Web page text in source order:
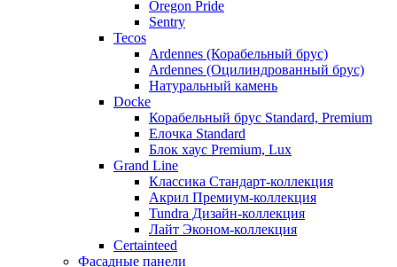
Oregon Pride
Sentry
Tecos
Ardennes (Корабельный брус)
Ardennes (Оцилиндрованный брус)
Натуральный камень
Docke
Корабельный брус Standard, Premium
Елочка Standard
Блок хаус Premium, Lux
Grand Line
Классика Стандарт-коллекция
Акрил Премиум-коллекция
Tundra Дизайн-коллекция
Лайт Эконом-коллекция
Certainteed
Фасадные панели